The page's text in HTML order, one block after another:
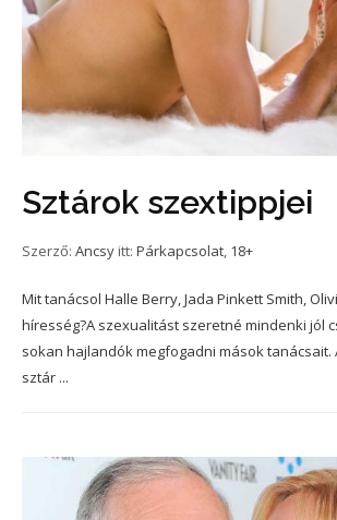
Sztárok szextippjei
Szerző: Ancsy itt: Párkapcsolat, 18+
Mit tanácsol Halle Berry, Jada Pinkett Smith,
híresség?A szexualitást szeretné mindenki jól
sokan hajlandók megfogadni mások
sztár ...